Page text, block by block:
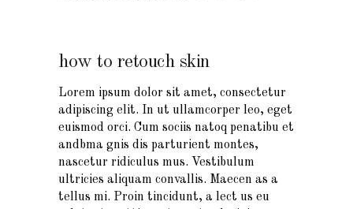
how to retouch skin
Lorem ipsum dolor sit amet, consectetur
adipiscing elit. In ut ullamcorper leo, eget
euismod orci. Cum sociis natoq penatibu et
andbma gnis dis parturient montes,
nascetur ridiculus mus. Vestibulum
ultricies aliquam convallis. Maecen as a
tellus mi. Proin tincidunt, a lect us eu